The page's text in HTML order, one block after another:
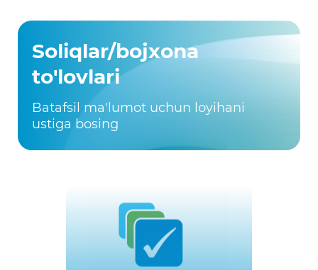
Soliqlar/bojxona
to'lovlari
Batafsil ma'lumot uchun loyihani
ustiga bosing